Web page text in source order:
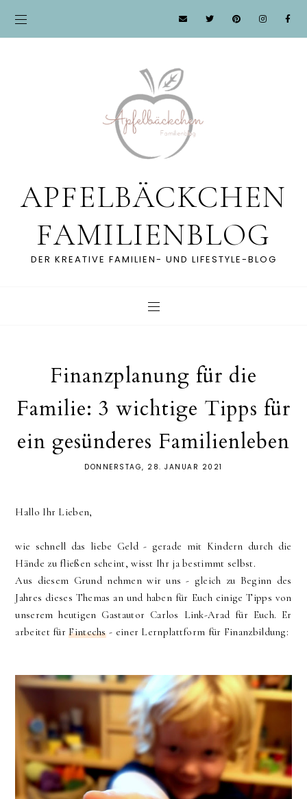
APFELBÄCKCHEN
FAMILIENBLOG
DER KREATIVE FAMILIEN- UND LIFESTYLE-BLOG
Finanzplanung für die
Familie: 3 wichtige Tipps für
ein gesünderes Familienleben
DONNERSTAG, 28. JANUAR 2021
Hallo Ihr Lieben,
wie schnell das liebe Geld - gerade mit Kindern durch die
Hände zu fließen scheint, wisst Ihr ja bestimmt selbst.
Aus diesem Grund nehmen wir uns - gleich zu Beginn des
Jahres dieses Themas an und haben für Euch einige Tipps von
unserem heutigen Gastautor Carlos Link-Arad für Euch. Er
arbeitet fürFintechs- einer Lernplattform für Finanzbildung: